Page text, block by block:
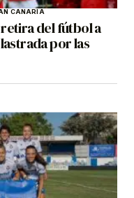
CANARIA
del fútbol a
por las